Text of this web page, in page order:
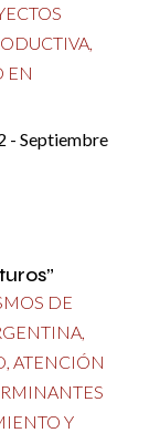
EN
- Septiembre
DE
ATENCIÓN
Y